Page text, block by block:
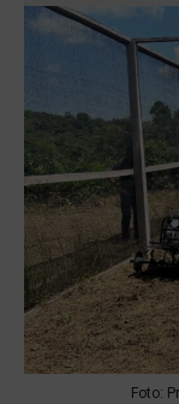
Foto: